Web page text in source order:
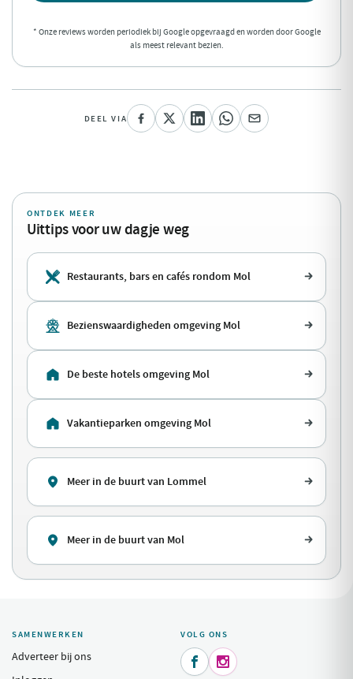
* Onze reviews worden periodiek bij Google opgevraagd en worden door Google
als meest relevant bezien.
DEEL VIA
ONTDEK MEER
Uittips voor uw dagje weg
Restaurants, bars en cafés rondom Mol
Bezienswaardigheden omgeving Mol
De beste hotels omgeving Mol
Vakantieparken omgeving Mol
Meer in de buurt van Lommel
Meer in de buurt van Mol
SAMENWERKEN
Adverteer bij ons
VOLG ONS
 